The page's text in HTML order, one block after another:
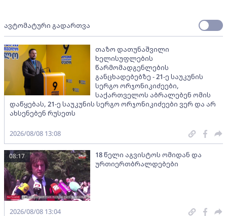
ავტომატური გადართვა
თაზო დათუნაშვილი
ხელისუფლების
წარმომადგენლების
განცხადებებზე - 21-ე საუკუნის
სერგო ორჯონიკიძეები,
საქართველოს აბრალებენ ომის
დაწყებას, 21-ე საუკუნის სერგო ორჯონიკიძეები ვერ და არ
ახსენებენ რუსეთს
2026/08/08 13:08
18 წელი აგვისტოს ომიდან და
ურთიერთბრალდებები
08:17
2026/08/08 13:04